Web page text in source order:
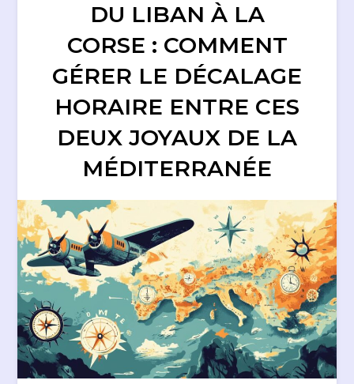
DU LIBAN À LA
CORSE : COMMENT
GÉRER LE DÉCALAGE
HORAIRE ENTRE CES
DEUX JOYAUX DE LA
MÉDITERRANÉE